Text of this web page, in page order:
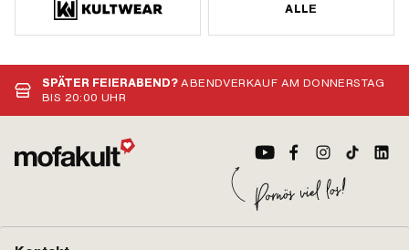
ALLE
SPÄTER FEIERABEND?ABENDVERKAUF AM DONNERSTAG
BIS 20:00 UHR